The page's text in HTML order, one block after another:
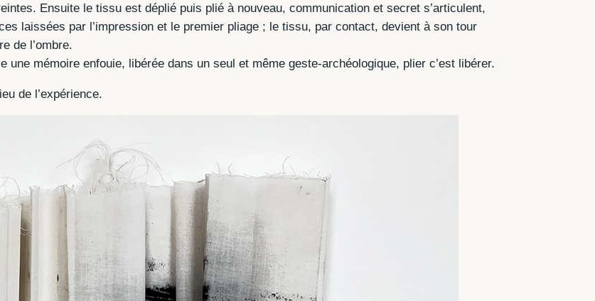
Ensuite le tissu est déplié puis plié à nouveau, communication et secret s’articulent,
laissées par l’impression et le premier pliage ; le tissu, par contact, devient à son tour
de l’ombre.
mémoire enfouie, libérée dans un seul et même geste-archéologique, plier c’est libérer.
de l’expérience.